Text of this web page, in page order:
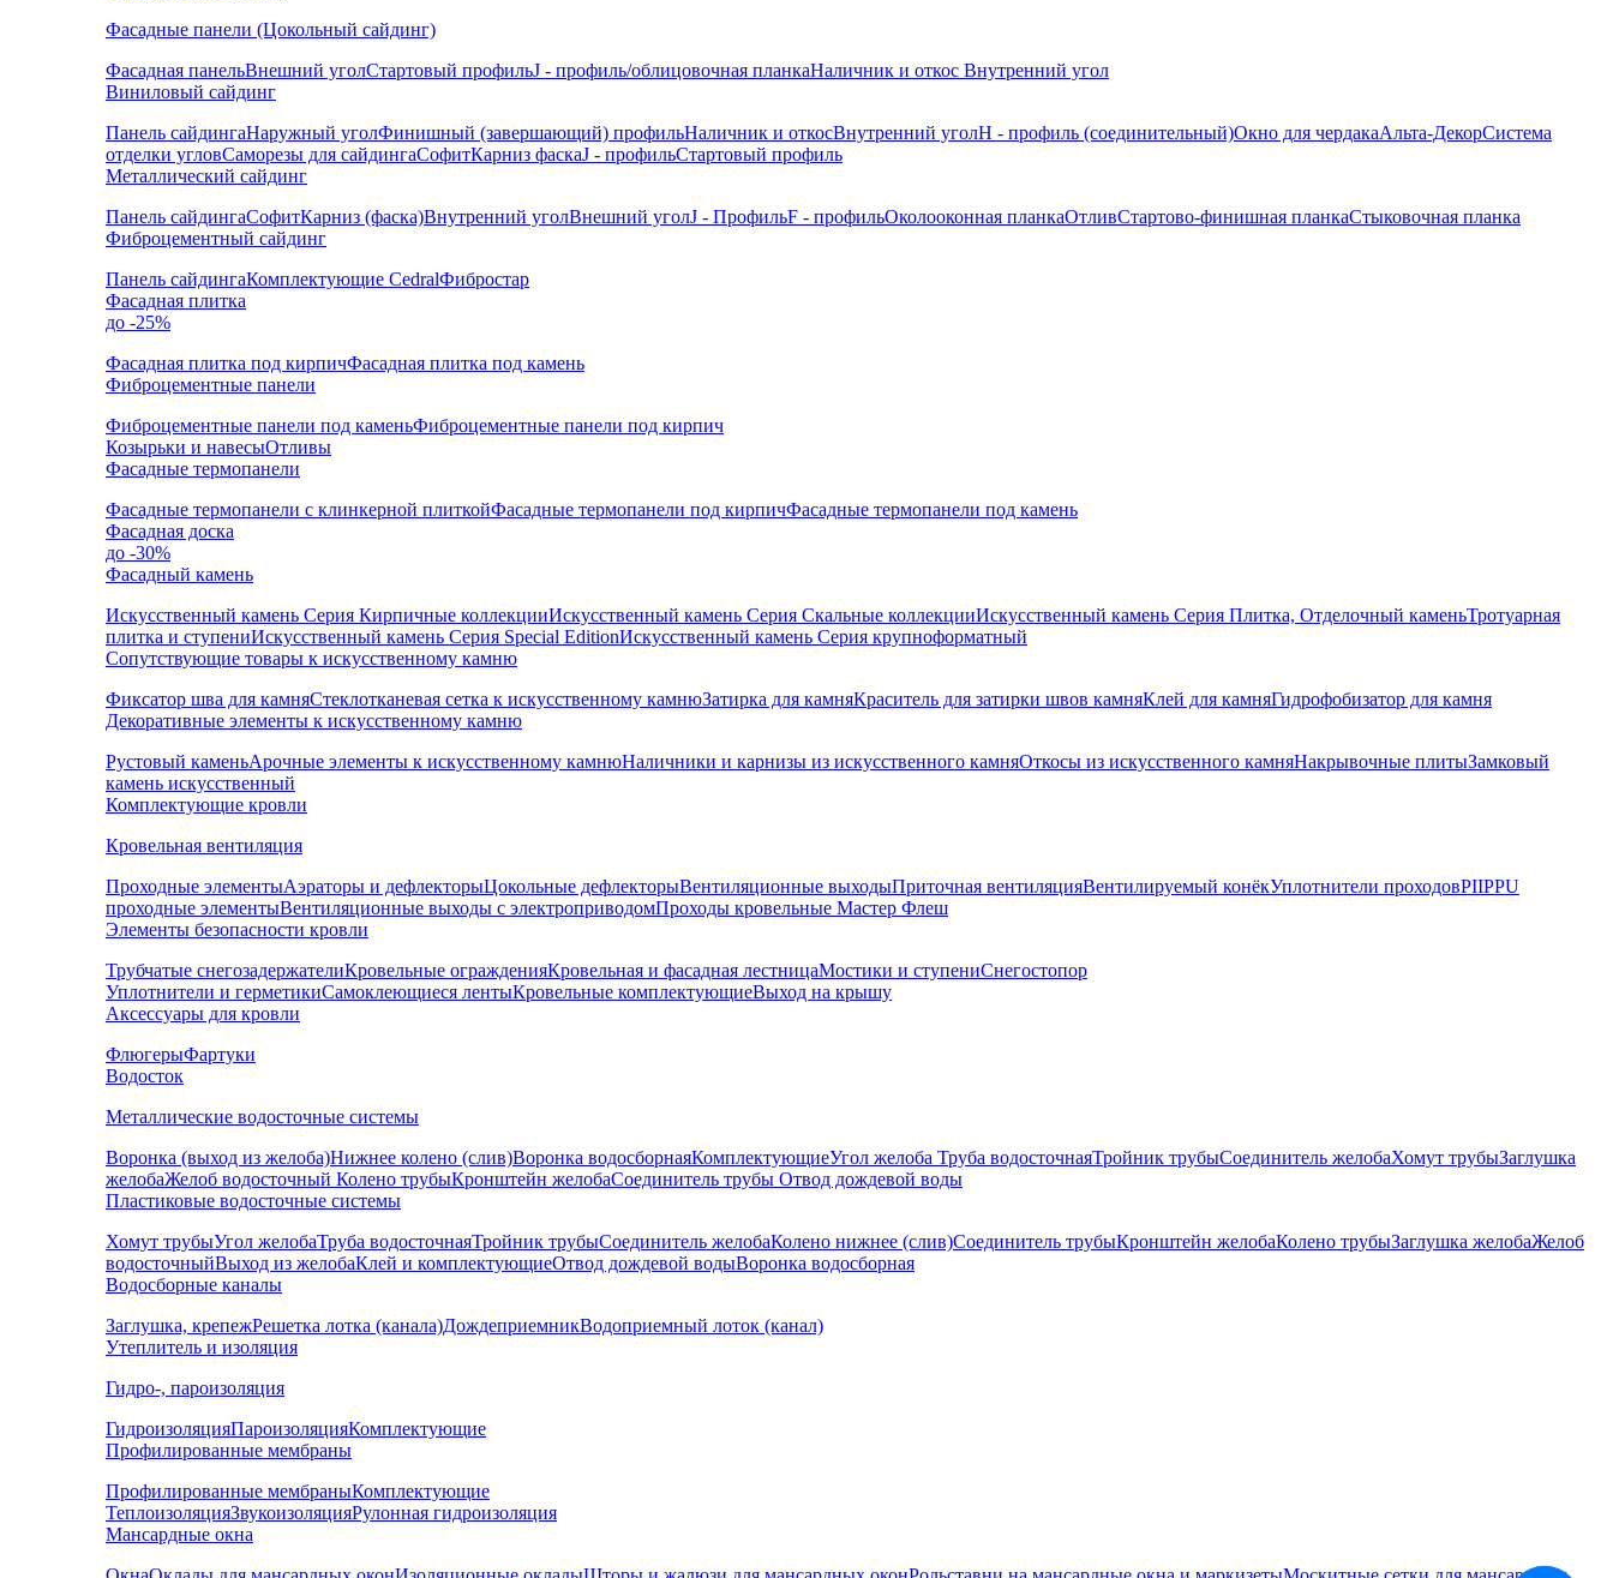
Фасадные панели (Цокольный сайдинг)
Фасадная панельВнешний уголСтартовый профильJ - профиль/облицовочная планкаНаличник и откос Внутренний угол
Виниловый сайдинг
Панель сайдингаНаружный уголФинишный (завершающий) профильНаличник и откосВнутренний уголH - профиль (соединительный)Окно для чердакаАльта-ДекорСистема
отделки угловСаморезы для сайдингаСофитКарниз фаскаJ - профильСтартовый профиль
Металлический сайдинг
Панель сайдингаСофитКарниз (фаска)Внутренний уголВнешний уголJ - ПрофильF - профильОколооконная планкаОтливСтартово-финишная планкаСтыковочная планка
Фиброцементный сайдинг
Панель сайдингаКомплектующие CedralФибростар
Фасадная плитка
до -25%
Фасадная плитка под кирпичФасадная плитка под камень
Фиброцементные панели
Фиброцементные панели под каменьФиброцементные панели под кирпич
Козырьки и навесыОтливы
Фасадные термопанели
Фасадные термопанели с клинкерной плиткойФасадные термопанели под кирпичФасадные термопанели под камень
Фасадная доска
до -30%
Фасадный камень
Искусственный камень Серия Кирпичные коллекцииИскусственный камень Серия Скальные коллекцииИскусственный камень Серия Плитка, Отделочный каменьТротуарная
плитка и ступениИскусственный камень Серия Special EditionИскусственный камень Серия крупноформатный
Сопутствующие товары к искусственному камню
Фиксатор шва для камняСтеклотканевая сетка к искусственному камнюЗатирка для камняКраситель для затирки швов камняКлей для камняГидрофобизатор для камня
Декоративные элементы к искусственному камню
Рустовый каменьАрочные элементы к искусственному камнюНаличники и карнизы из искусственного камняОткосы из искусственного камняНакрывочные плитыЗамковый
камень искусственный
Комплектующие кровли
Кровельная вентиляция
Проходные элементыАэраторы и дефлекторыЦокольные дефлекторыВентиляционные выходыПриточная вентиляцияВентилируемый конёкУплотнители проходовPIIPPU
проходные элементыВентиляционные выходы с электроприводомПроходы кровельные Мастер Флеш
Элементы безопасности кровли
Трубчатые снегозадержателиКровельные огражденияКровельная и фасадная лестницаМостики и ступениСнегостопор
Уплотнители и герметикиСамоклеющиеся лентыКровельные комплектующиеВыход на крышу
Аксессуары для кровли
ФлюгерыФартуки
Водосток
Металлические водосточные системы
Воронка (выход из желоба)Нижнее колено (слив)Воронка водосборнаяКомплектующиеУгол желоба Труба водосточнаяТройник трубыСоединитель желобаХомут трубыЗаглушка
желобаЖелоб водосточный Колено трубыКронштейн желобаСоединитель трубы Отвод дождевой воды
Пластиковые водосточные системы
Хомут трубыУгол желобаТруба водосточнаяТройник трубыСоединитель желобаКолено нижнее (слив)Соединитель трубыКронштейн желобаКолено трубыЗаглушка желобаЖелоб
водосточныйВыход из желобаКлей и комплектующиеОтвод дождевой водыВоронка водосборная
Водосборные каналы
Заглушка, крепежРешетка лотка (канала)ДождеприемникВодоприемный лоток (канал)
Утеплитель и изоляция
Гидро-, пароизоляция
ГидроизоляцияПароизоляцияКомплектующие
Профилированные мембраны
Профилированные мембраныКомплектующие
ТеплоизоляцияЗвукоизоляцияРулонная гидроизоляция
Мансардные окна